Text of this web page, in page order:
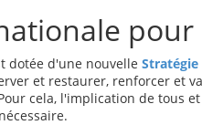
dotée d'une nouvelle
et restaurer, renforcer et
cela, l'implication de tous